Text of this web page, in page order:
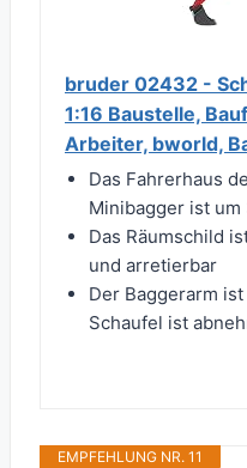
bruder 02432 -
1:16 Baustelle,
Arbeiter, bworld,
Das Fahrerhaus
Minibagger ist
Das Räumschild
und arretierbar
Der Baggerarm
Schaufel ist
EMPFEHLUNG NR. 11